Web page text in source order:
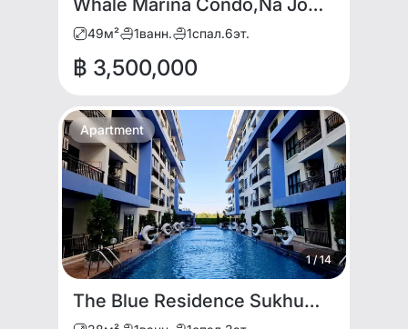
Whale Marina Condo,Na Jomtien Beach for SALE
49м² 1ванн. 1спал.6эт.
฿ 3,500,000
1/14
Apartment
The Blue Residence Sukhumvit Soi 87